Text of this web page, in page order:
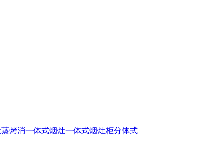
烤消一体式烟灶一体式烟灶柜分体式